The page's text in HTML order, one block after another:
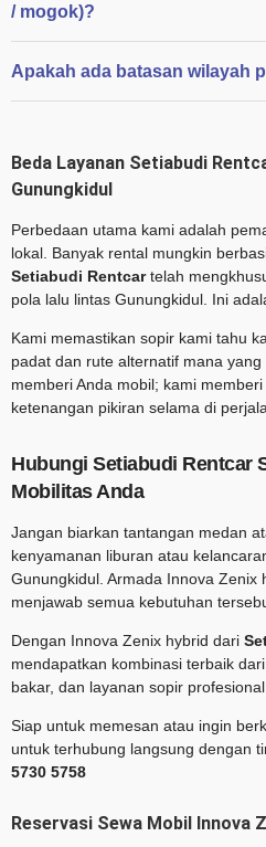
/ mogok)?
Apakah ada batasan wilayah
Beda Layanan Setiabudi
Gunungkidul
Perbedaan utama kami adalah
lokal. Banyak rental mungkin
Setiabudi Rentcartelah
pola lalu lintas Gunungkidul. Ini
Kami memastikan sopir kami tahu
padat dan rute alternatif mana
memberi Anda mobil; kami
ketenangan pikiran selama di
Hubungi Setiabudi Rentcar
Mobilitas Anda
Jangan biarkan tantangan medan
kenyamanan liburan atau
Gunungkidul. Armada Innova Zenix
menjawab semua kebutuhan
Dengan Innova Zenix hybrid dari
mendapatkan kombinasi terbaik
bakar, dan layanan sopir
Siap untuk memesan atau ingin
untuk terhubung langsung dengan
5730 5758
Reservasi Sewa Mobil Innova